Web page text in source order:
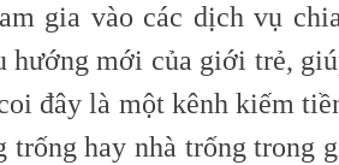
gia vào các dịch vụ
hướng mới của giới trẻ,
đây là một kênh kiếm
trống hay nhà trống trong